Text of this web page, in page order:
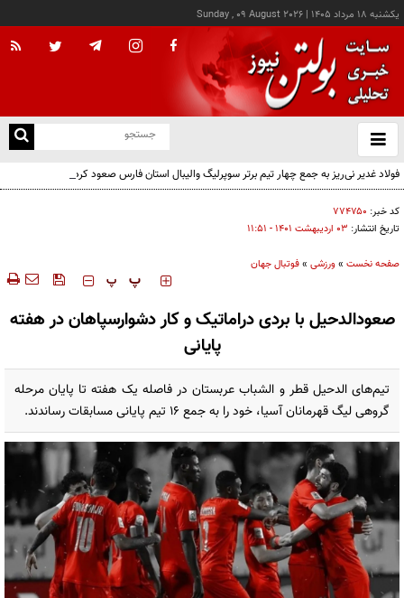
يکشنبه ۱۸ مرداد ۱۴۰۵ |
Sunday , 09 August 2026
باز
و
فولاد غدیر نی‌ریز به جمع چهار تیم برتر سوپرلیگ والیبال استان فارس صعود کرد
کد خبر: ۷۷۴۷۵۰
تاریخ انتشار: ۰۳ ارديبهشت ۱۴۰۱ - ۱۱:۵۱
صفحه نخست »ورزشی »فوتبال جهان
‍‍‍ پ پ
صعودالدحیل با بردی دراماتیک و کار دشوارسپاهان در هفته
پایانی
تیم‌های الدحیل قطر و الشباب عربستان در فاصله یک هفته تا پایان مرحله
گروهی لیگ قهرمانان آسیا، خود را به جمع ۱۶ تیم پایانی مسابقات رساندند.